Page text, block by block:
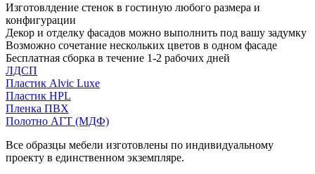
Изготовлдение стенок в гостиную любого размера и
конфигурации
Декор и отделку фасадов можно выполнить под вашу задумку
Возможно сочетание нескольких цветов в одном фасаде
Бесплатная сборка в течение 1-2 рабочих дней
ЛДСП
Пластик Alvic Luxe
Пластик HPL
Пленка ПВХ
Полотно АГТ (МДФ)
Все образцы мебели изготовлены по индивидуальному
проекту в единственном экземпляре.